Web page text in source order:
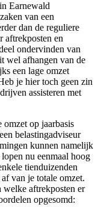
Earnewald
van een
dan de reguliere
aftrekposten en
ondervinden van
wel afhangen van de
een lage omzet
je hier toch geen zin
assisteren met
op jaarbasis
belastingadviseur
kunnen namelijk
nu eenmaal hoog
tienduizenden
van je totale omzet.
welke aftrekposten er
opgesomd: